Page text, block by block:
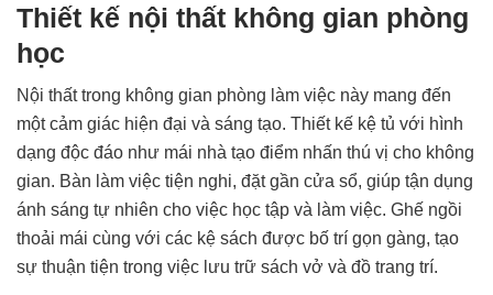
Thiết kế nội thất không gian phòng
học
Nội thất trong không gian phòng làm việc này mang đến
một cảm giác hiện đại và sáng tạo. Thiết kế kệ tủ với hình
dạng độc đáo như mái nhà tạo điểm nhấn thú vị cho không
gian. Bàn làm việc tiện nghi, đặt gần cửa sổ, giúp tận dụng
ánh sáng tự nhiên cho việc học tập và làm việc. Ghế ngồi
thoải mái cùng với các kệ sách được bố trí gọn gàng, tạo
sự thuận tiện trong việc lưu trữ sách vở và đồ trang trí.